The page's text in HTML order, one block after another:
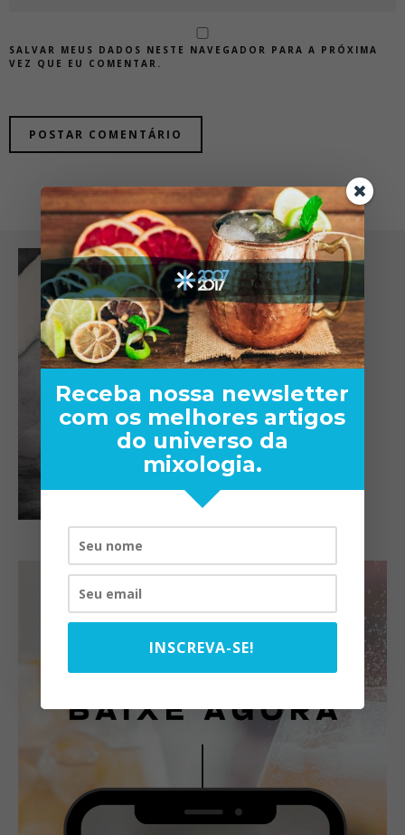
SALVAR MEUS DADOS NESTE NAVEGADOR PARA A PRÓXIMA
VEZ QUE EU COMENTAR.
Receba nossa newsletter
com os melhores artigos
do universo da
mixologia.
INSCREVA-SE!